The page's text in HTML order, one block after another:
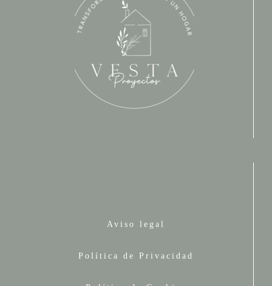
Aviso legal
Política de Privacidad